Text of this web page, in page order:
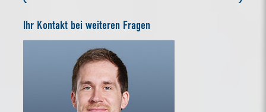
Ihr Kontakt bei weiteren Fragen